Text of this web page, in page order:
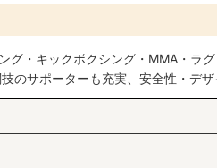
グ・キックボクシング・MMA・
のサポーターも充実、安全性・デ